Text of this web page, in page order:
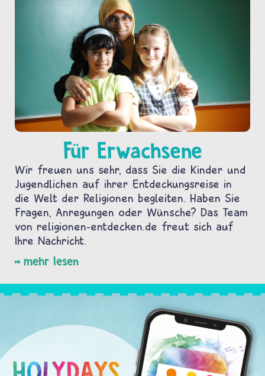
Für Erwachsene
Wir freuen uns sehr, dass Sie die Kinder und
Jugendlichen auf ihrer Entdeckungsreise in
die Welt der Religionen begleiten. Haben Sie
Fragen, Anregungen oder Wünsche? Das Team
von religionen-entdecken.de freut sich auf
Ihre Nachricht.
mehr lesen